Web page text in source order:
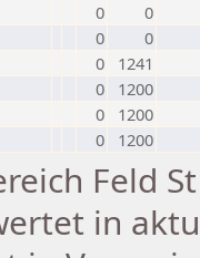
0
0
0
0
0
1241
0
1200
0
1200
0 1200
Feld
in